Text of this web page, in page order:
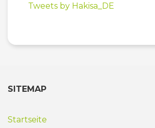
Tweets by Hakisa_DE
SITEMAP
Startseite